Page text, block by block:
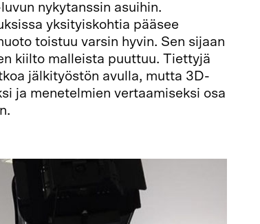
nykytanssin asuihin.
yksityiskohtia pääsee
toistuu varsin hyvin. Sen sijaan
kiilto malleista puuttuu. Tiettyjä
jälkityöstön avulla, mutta 3D-
ja menetelmien vertaamiseksi osa